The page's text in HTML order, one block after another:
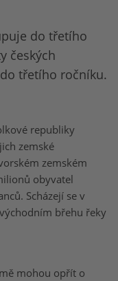
do třetího
českých
třetího ročníku.
republiky
zemské
zemském
obyvatel
Scházejí se v
břehu řeky
mohou opřít o